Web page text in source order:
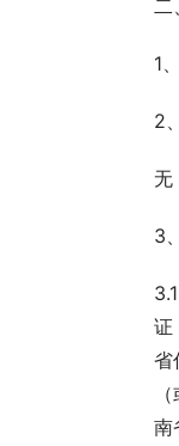
二
1
2
无
3
证
省
南